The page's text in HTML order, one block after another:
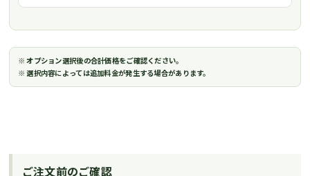
※ オプション選択後の合計価格をご確認ください。
※ 選択内容によっては追加料金が発生する場合があります。
ご注文前のご確認